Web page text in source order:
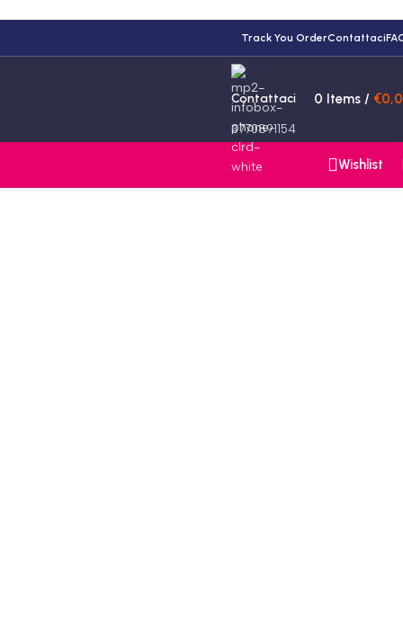
Track You OrderContattaci
Contattaci
3770891154
0 Items / €
Wishlist